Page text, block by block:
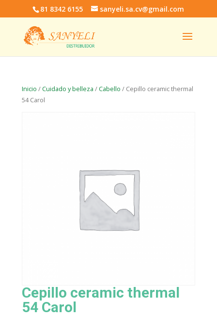
81 8342 6155 sanyeli.sa.cv@gmail.com
Inicio /Cuidado y belleza /Cabello / Cepillo ceramic thermal
54 Carol
Cepillo ceramic thermal
54 Carol